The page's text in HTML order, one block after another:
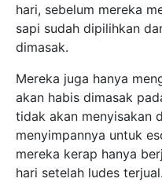
hari, sebelum mereka
sapi sudah dipilihkan
dimasak.
Mereka juga hanya
akan habis dimasak
tidak akan menyisakan
menyimpannya untuk
mereka kerap hanya
hari setelah ludes terjual.